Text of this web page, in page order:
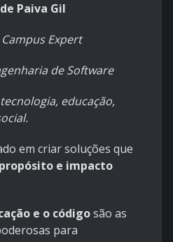
Paiva Gil
Expert
de Software
educação,
em criar soluções que
e impacto
e o códigosão as
para